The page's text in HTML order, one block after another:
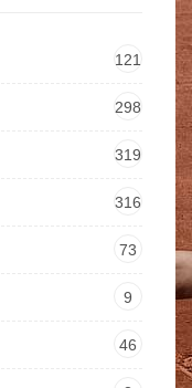
121
298
319
316
73
9
46